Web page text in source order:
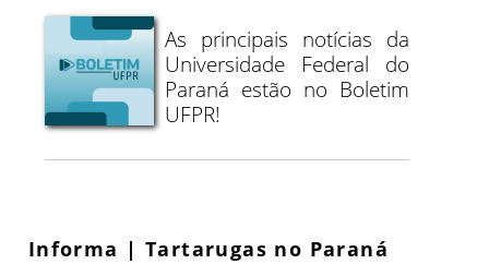
As principais notícias da
Universidade Federal do
Paraná estão no Boletim
UFPR!
Informa | Tartarugas no Paraná